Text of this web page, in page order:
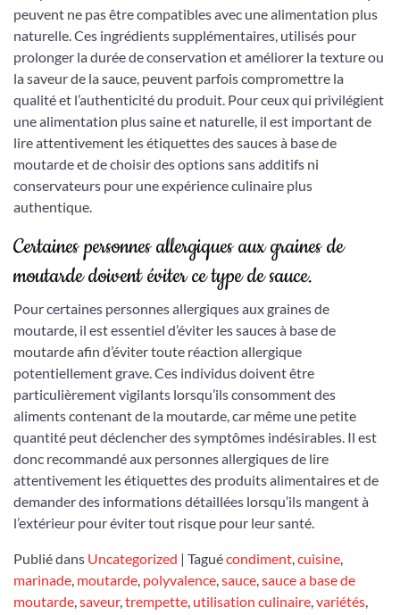
peuvent ne pas être compatibles avec une alimentation plus
naturelle. Ces ingrédients supplémentaires, utilisés pour
prolonger la durée de conservation et améliorer la texture ou
la saveur de la sauce, peuvent parfois compromettre la
qualité et l’authenticité du produit. Pour ceux qui privilégient
une alimentation plus saine et naturelle, il est important de
lire attentivement les étiquettes des sauces à base de
moutarde et de choisir des options sans additifs ni
conservateurs pour une expérience culinaire plus
authentique.
Certaines personnes allergiques aux graines de
moutarde doivent éviter ce type de sauce.
Pour certaines personnes allergiques aux graines de
moutarde, il est essentiel d’éviter les sauces à base de
moutarde afin d’éviter toute réaction allergique
potentiellement grave. Ces individus doivent être
particulièrement vigilants lorsqu’ils consomment des
aliments contenant de la moutarde, car même une petite
quantité peut déclencher des symptômes indésirables. Il est
donc recommandé aux personnes allergiques de lire
attentivement les étiquettes des produits alimentaires et de
demander des informations détaillées lorsqu’ils mangent à
l’extérieur pour éviter tout risque pour leur santé.
Publié dans Uncategorized | Taguécondiment,cuisine,
marinade, moutarde, polyvalence,sauce,sauce a base de
moutarde,saveur,trempette, utilisation culinaire,variétés,